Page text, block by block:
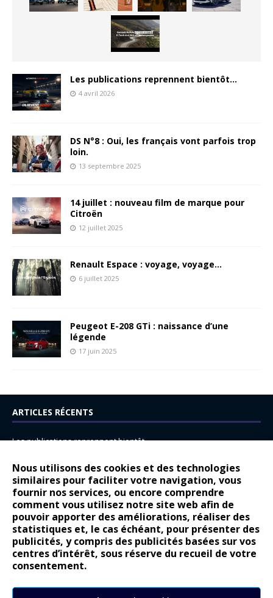
Nous utilisons des cookies et des technologies
similaires pour faciliter votre navigation, vous
fournir nos services, ou encore comprendre
comment vous utilisez notre site web afin de
pouvoir apporter des améliorations, réaliser des
statistiques et, le cas échéant, pour présenter des
publicités, y compris des publicités basées sur vos
centres d’intérêt, sous réserve du recueil de votre
consentement.
Les publications reprennent bientôt…
4 avril 2026
DS N°8 : Oui, les français vont parfois trop
loin.
13 septembre 2025
14 juillet : nouveau film de marque pour
Citroën
12 juillet 2025
Renault Espace : voyage, voyage…
6 juillet 2025
Peugeot E-208 GTi : naissance d’une
légende
17 juin 2025
ARTICLES RÉCENTS
Les publications reprennent bientôt…
14 juillet : nouveau film de marque pour Citroën
Renault Espace : voyage, voyage…
Peugeot E-208 GTi : naissance d’une légende
COMMENTAIRES RÉCENTS
Bernard Dardartdans
Gilly